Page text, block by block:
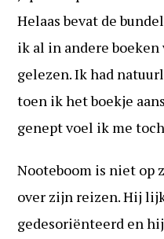
Helaas bevat de
ik al in andere boeken
gelezen. Ik had
toen ik het boekje
genept voel ik me
Nooteboom is niet op
over zijn reizen. Hij
gedesoriënteerd en